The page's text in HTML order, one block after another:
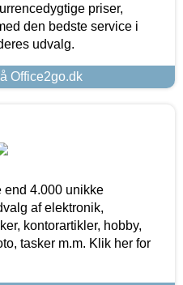
priser,
den bedste service i
udvalg.
Office2go.dk
end 4.000 unikke
af elektronik,
kontorartikler, hobby,
tasker m.m. Klik her for